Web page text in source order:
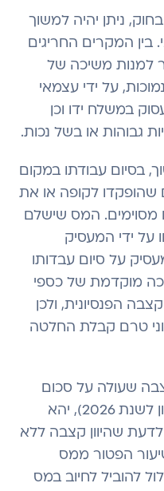
ניתן יהיה למשוך
בין המקרים החריגים
למנות משיכה של
על ידי עצמאי
במשלח ידו וכן
גבוהות או בשל נכות.
בסיום עבודתו במקום
שהופקדו לקופה או את
המס שישלם
על ידי המעסיק
על סיום עבדותו
משיכה מוקדמת של כספי
הפנסיונית, ולכן
טרם קבלת החלטה
שעולה על סכום
הקצבה המזערי (5,306 ₪, נכון לשנת 2026), יהא
שהיוון קצבה ללא
הפטור ממס
להוביל לחיוב במס